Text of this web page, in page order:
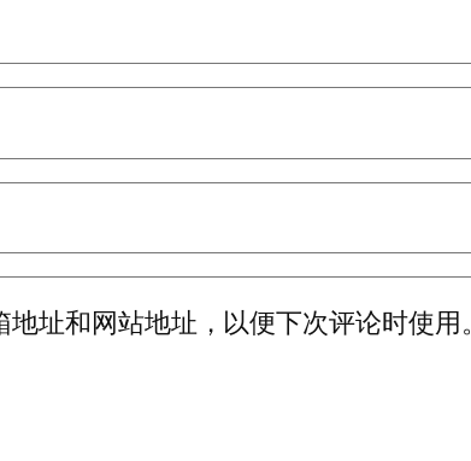
址和网站地址，以便下次评论时使用。